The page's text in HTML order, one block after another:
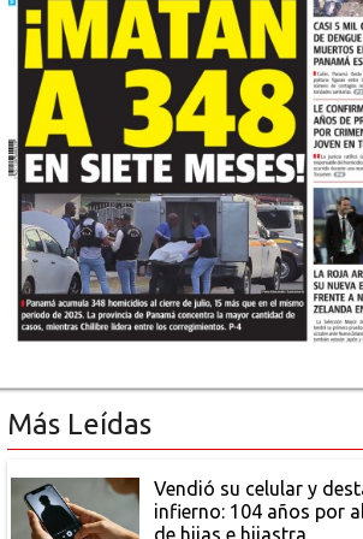
Más Leídas
Vendió su celular y
infierno: 104 años por
de hijas e hijastra